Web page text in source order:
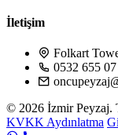
İletişim
Folkart
0532 655
© 2026 İzmir Peyzaj.
KVKK Aydınlatma